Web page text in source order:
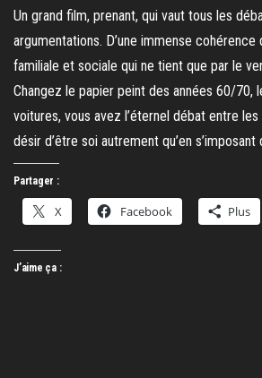
Un grand film, prenant, qui vaut tous les
argumentations. D’une immense cohérence
familiale et sociale qui ne tient que par le
Changez le papier peint des années 60/70,
voitures, vous avez l’éternel débat entre
désir d’être soi autrement qu’en
Partager :
X Facebook Plus
J’aime ça :